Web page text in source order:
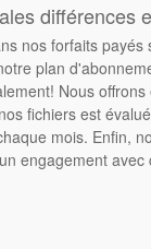
différences
nos forfaits
plan
Nous
fichiers est
mois. Enfin,
engagement